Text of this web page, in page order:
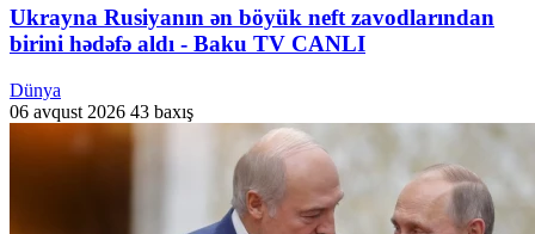
Ukrayna Rusiyanın ən böyük neft zavodlarından
birini hədəfə aldı - Baku TV CANLI
Dünya
06 avqust 2026 43 baxış